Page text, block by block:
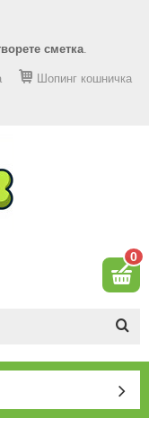
сметка.
Шопинг кошничка
0